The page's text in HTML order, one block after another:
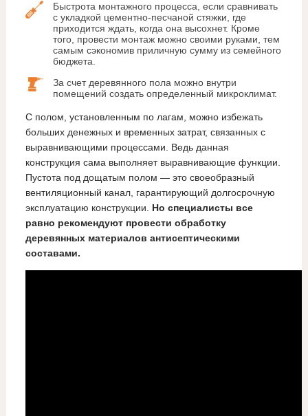
Быстрота монтажного процесса, если сравнивать
с укладкой цементно-песчаной стяжки, где
приходится ждать, когда она высохнет. Кроме
того, провести монтаж можно своими руками, тем
самым сэкономив приличную сумму из семейного
бюджета.
За счет деревянного пола можно внутри
помещений создать определенный микроклимат.
С полом, установленным по лагам, можно избежать
больших денежных и временных затрат, связанных с
выравнивающими процессами. Ведь данная
конструкция сама выполняет выравнивающие функции.
Пустота под дощатым полом — это своеобразный
вентиляционный канал, гарантирующий долгосрочную
эксплуатацию конструкции. Но специалисты все
равно рекомендуют провести обработку
деревянных материалов антисептическими
составами.